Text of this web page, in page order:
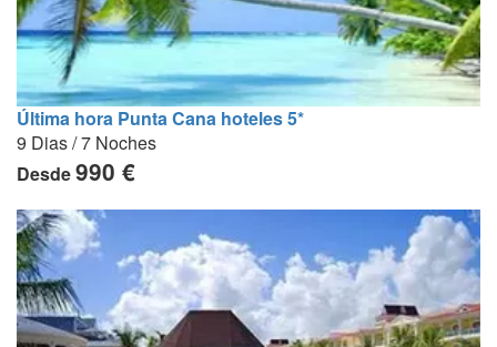
Última hora Punta Cana hoteles 5*
9 Dias / 7 Noches
Desde990 €